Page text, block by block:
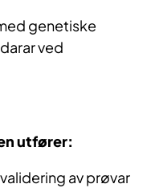
genetiske
ved
utfører:
av prøvar